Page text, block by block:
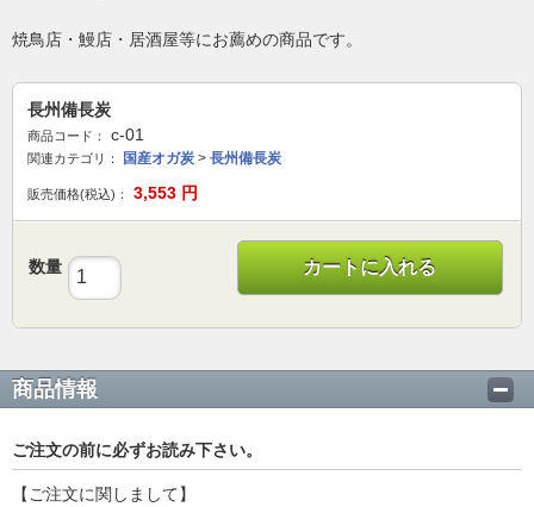
焼鳥店・鰻店・居酒屋等にお薦めの商品です。
長州備長炭
商品コード： c-01
関連カテゴリ： 国産オガ炭 > 長州備長炭
販売価格(税込)： 3,553 円
数量 カートに入れる
商品情報
ご注文の前に必ずお読み下さい。
【ご注文に関しまして】